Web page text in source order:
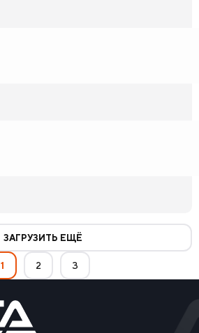
1 2 3
ЗАГРУЗИТЬ ЕЩЁ